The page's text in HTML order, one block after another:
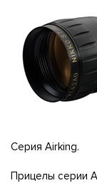
Серия Airking.
Прицелы серии